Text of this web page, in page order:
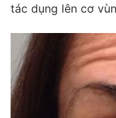
tác dụng lên cơ